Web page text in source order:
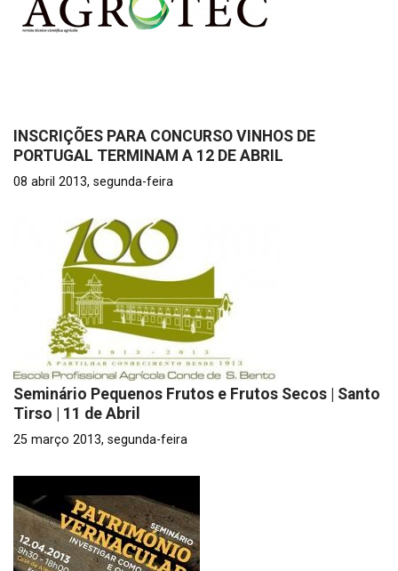
INSCRIÇÕES PARA CONCURSO VINHOS DE
PORTUGAL TERMINAM A 12 DE ABRIL
08 abril 2013, segunda-feira
Seminário Pequenos Frutos e Frutos Secos | Santo
Tirso | 11 de Abril
25 março 2013, segunda-feira